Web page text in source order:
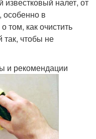
налет, от
особенно в
том, как очистить
так, чтобы не
и рекомендации